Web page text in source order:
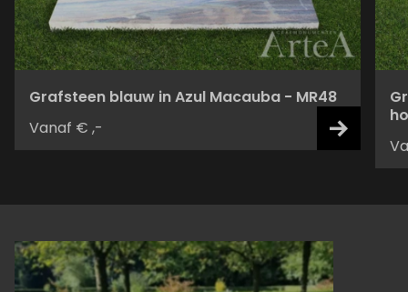
Grafsteen blauw in Azul Macauba - MR48
Vanaf € ,-